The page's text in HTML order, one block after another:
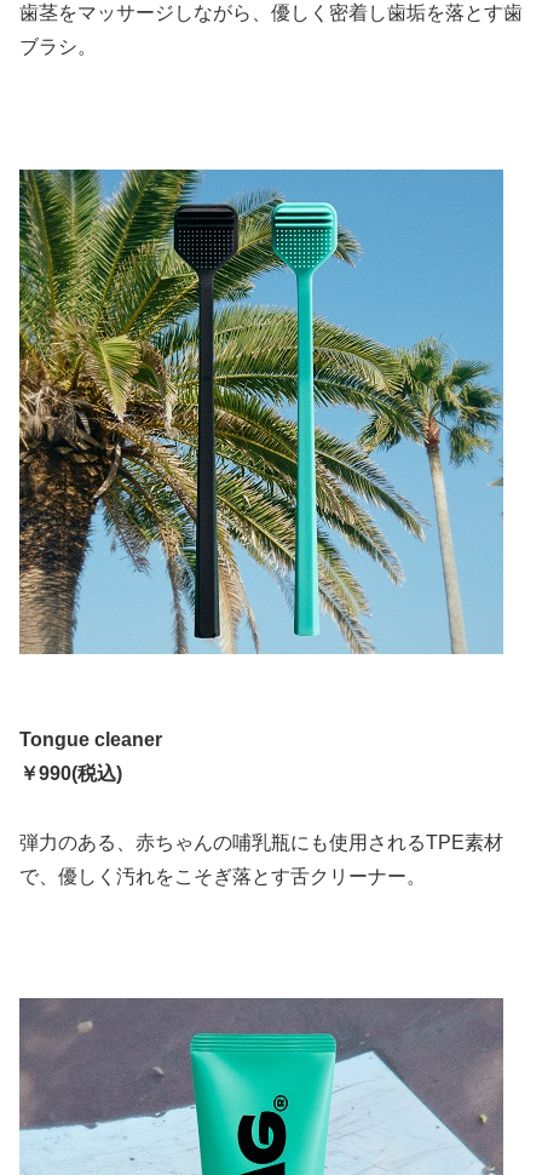
歯茎をマッサージしながら、優しく密着し歯垢を落とす歯
ブラシ。
Tongue cleaner
￥990(税込)
弾力のある、赤ちゃんの哺乳瓶にも使用されるTPE素材
で、優しく汚れをこそぎ落とす舌クリーナー。